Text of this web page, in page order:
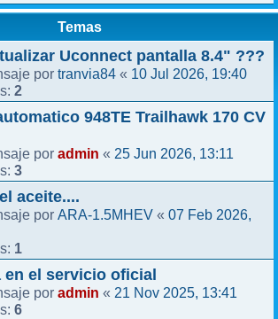
Temas
Uconnect pantalla 8.4" ???
por tranvia84 « 10 Jul 2026, 19:40
2
948TE Trailhawk 170 CV
por admin « 25 Jun 2026, 13:11
3
aceite....
por ARA-1.5MHEV « 07 Feb 2026,
1
en el servicio oficial
por admin « 21 Nov 2025, 13:41
6